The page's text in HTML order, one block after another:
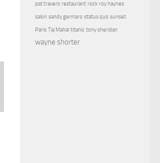
pat travers restaurant rock roy haynes
salon sandy gennaro status quo sunset
Paris Taj Mahal titanic tony sheridan
wayne shorter